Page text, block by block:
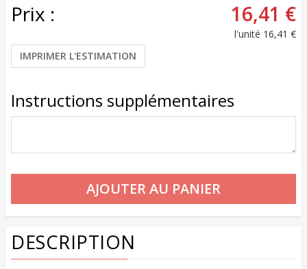
Prix : 16,41 €
l'unité 16,41 €
IMPRIMER L'ESTIMATION
Instructions supplémentaires
DESCRIPTION